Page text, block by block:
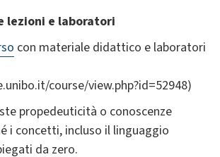
lezioni e laboratori
con materiale didattico e laboratori
course/view.php?id=52948)
propedeuticità o conoscenze
i concetti, incluso il linguaggio
da zero.